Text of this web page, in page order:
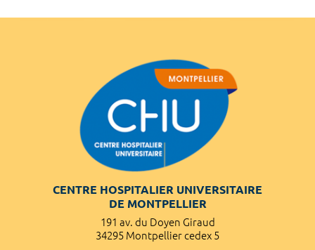
CENTRE HOSPITALIER UNIVERSITAIRE
DE MONTPELLIER
191 av. du Doyen Giraud
34295 Montpellier cedex 5